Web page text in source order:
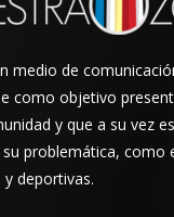
medio de
como objetivo
y que a su vez
problemática, como
deportivas.